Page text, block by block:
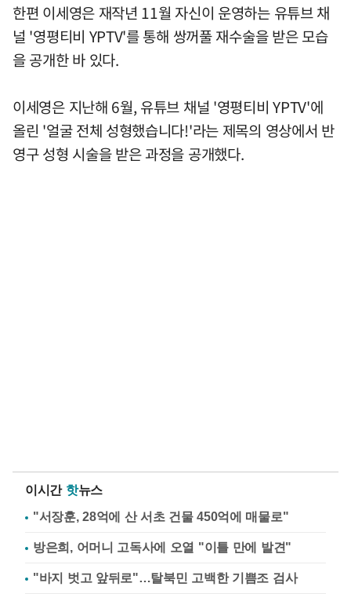
한편 이세영은 재작년 11월 자신이 운영하는 유튜브 채
널 '영평티비 YPTV'를 통해 쌍꺼풀 재수술을 받은 모습
을 공개한 바 있다.
이세영은 지난해 6월, 유튜브 채널 '영평티비 YPTV'에
올린 '얼굴 전체 성형했습니다!'라는 제목의 영상에서 반
영구 성형 시술을 받은 과정을 공개했다.
이시간 핫뉴스
"서장훈, 28억에 산 서초 건물 450억에 매물로"
방은희, 어머니 고독사에 오열 "이틀 만에 발견"
"바지 벗고 앞뒤로"…탈북민 고백한 기쁨조 검사